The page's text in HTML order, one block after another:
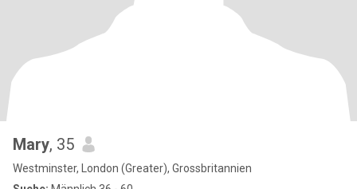
Mary, 35
Westminster, London (Greater), Grossbritannien